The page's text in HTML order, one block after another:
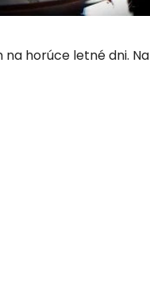
horúce letné dni.